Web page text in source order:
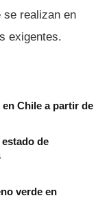
se realizan en
exigentes.
Chile a partir de
de
verde en